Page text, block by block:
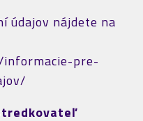
údajov nájdete na
pre-